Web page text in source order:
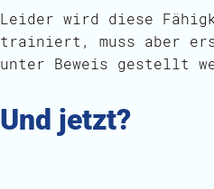
Leider wird diese
trainiert, muss aber
unter Beweis gestellt
Und jetzt?